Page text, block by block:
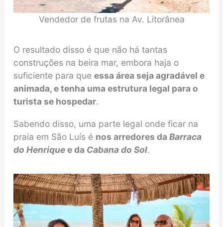
Vendedor de frutas na Av. Litorânea
O resultado disso é que não há tantas
construções na beira mar, embora haja o
suficiente para que essa área seja agradável e
animada, e tenha uma estrutura legal para o
turista se hospedar.
Sabendo disso, uma parte legal onde ficar na
praia em São Luís é nos arredores da Barraca
do Henriquee da Cabana do Sol.